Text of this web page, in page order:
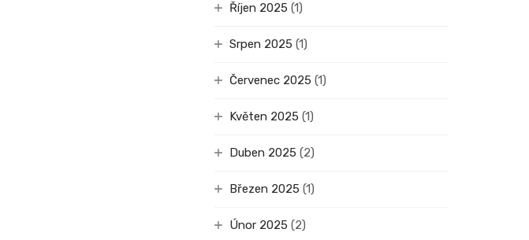
Říjen 2025 (1)
Srpen 2025 (1)
Červenec 2025 (1)
Květen 2025 (1)
Duben 2025 (2)
Březen 2025 (1)
Únor 2025 (2)